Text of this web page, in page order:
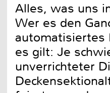
Alles, was uns
Wer es den
automatisiertes
es gilt: Je
unverrichteter